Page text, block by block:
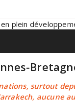
surtout
aucune